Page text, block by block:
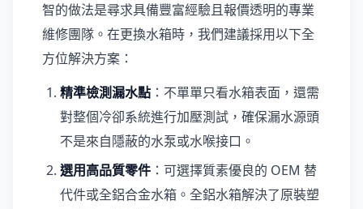
智的做法是尋求具備豐富經驗且報價透明的專業
維修團隊。在更換水箱時，我們建議採用以下全
方位解決方案：
精準檢測漏水點 ：不單單只看水箱表面，還需
對整個冷卻系統進行加壓測試，確保漏水源頭
不是來自隱蔽的水泵或水喉接口。
選用高品質零件 ：可選擇質素優良的 OEM 替
代件或全鋁合金水箱。全鋁水箱解決了原裝塑